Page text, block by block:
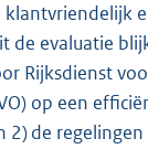
klantvriendelijk
de evaluatie
Rijksdienst
op een
2) de